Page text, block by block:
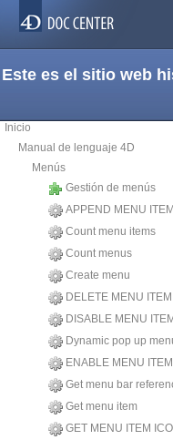
Este es el sitio web
Inicio
Manual de lenguaje 4D
Menús
Gestión de menús
APPEND MENU ITEM
Count menu items
Count menus
Create menu
DELETE MENU ITEM
DISABLE MENU ITEM
Dynamic pop up
ENABLE MENU ITEM
Get menu bar
Get menu item
GET MENU ITEM